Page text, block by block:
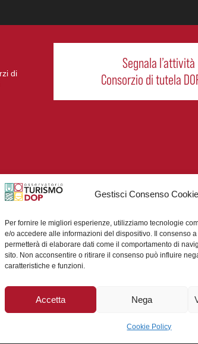
Gestisci Consenso
Per fornire le migliori esperienze, utilizziamo tecnologie
e/o accedere alle informazioni del dispositivo. Il consenso
permetterà di elaborare dati come il comportamento di
sito. Non acconsentire o ritirare il consenso può influire
caratteristiche e funzioni.
Accetta Nega
Cookie Policy
di
Segnala l’attività
Consorzio di tutela
del turismo enogastronomico dei prodotti DOP
15/06/2023
01/2025 (CUP J88H24002560007)